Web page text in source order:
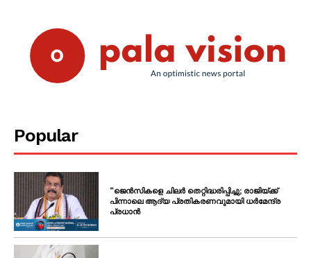
Popular
“ജെൻസികളെ ചിലർ തെറ്റിദ്ധരിപ്പിച്ചു; രാജിയ്ക്ക്
പിന്നാലെ ആദ്യ പ്രതികരണവുമായി ധർമേന്ദ്ര
പ്രധാൻ